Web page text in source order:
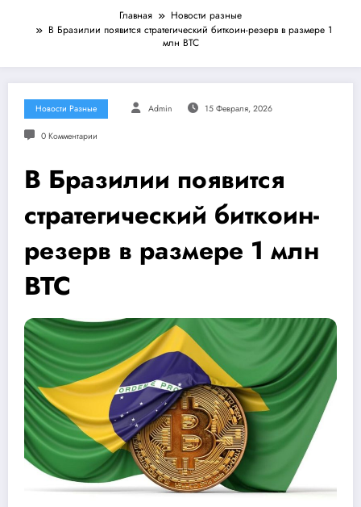
Главная
Новости разные
В Бразилии появится стратегический биткоин-резерв в размере 1
млн BTC
Новости Разные Admin 15 Февраля, 2026
0 Комментарии
В Бразилии появится
стратегический биткоин-
резерв в размере 1 млн
BTC